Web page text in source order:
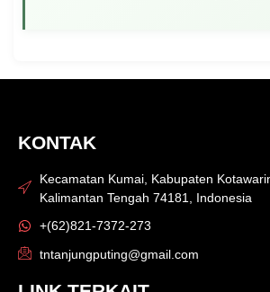
KONTAK
Kecamatan Kumai, Kabupaten
Kalimantan Tengah 74181, Indonesia
+(62)821-7372-273
tntanjungputing@gmail.com